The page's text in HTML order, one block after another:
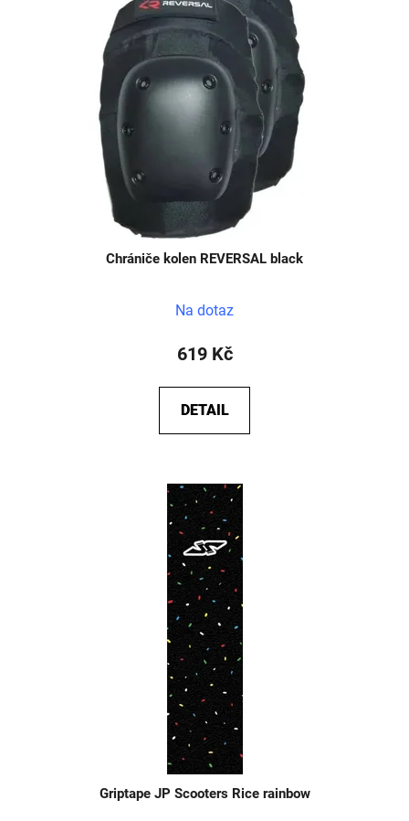
Chrániče kolen REVERSAL black
Na dotaz
619 Kč
DETAIL
Griptape JP Scooters Rice rainbow